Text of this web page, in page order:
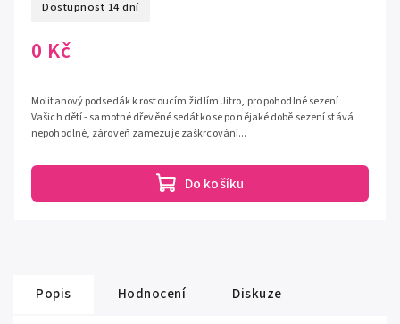
Dostupnost 14 dní
0 Kč
Do košíku
Molitanový podsedák k rostoucím židlím Jitro, pro pohodlné sezení
Vašich dětí - samotné dřevěné sedátko se po nějaké době sezení stává
nepohodlné, zároveň zamezuje zaškrcování...
Popis Hodnocení Diskuze